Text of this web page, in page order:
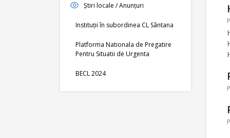
Știri locale / Anunțuri
Instituții în subordinea CL Sântana
Platforma Nationala de Pregatire
Pentru Situatii de Urgenta
BECL 2024